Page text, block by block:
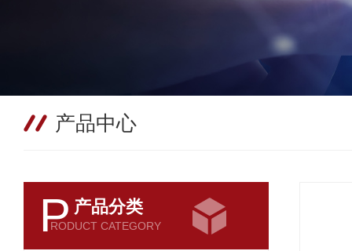
产品中心
P 产品分类
RODUCT CATEGORY